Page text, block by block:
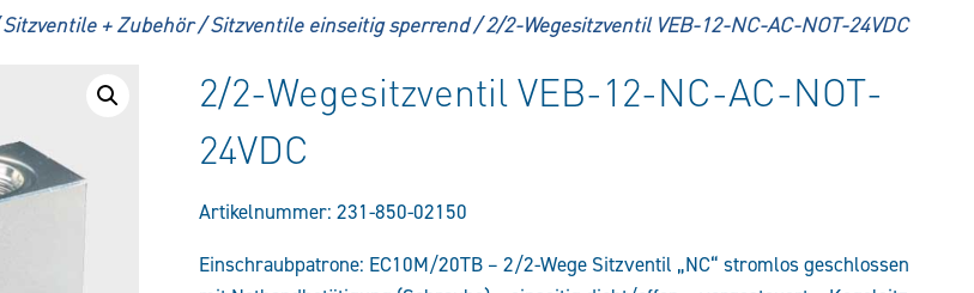
Sitzventile + Zubehör /Sitzventile einseitig sperrend /2/2-Wegesitzventil VEB-12-NC-AC-NOT-24VDC
2/2-Wegesitzventil VEB-12-NC-AC-NOT-
24VDC
Artikelnummer: 231-850-02150
Einschraubpatrone: EC10M/20TB – 2/2-Wege Sitzventil „NC“ stromlos geschlossen